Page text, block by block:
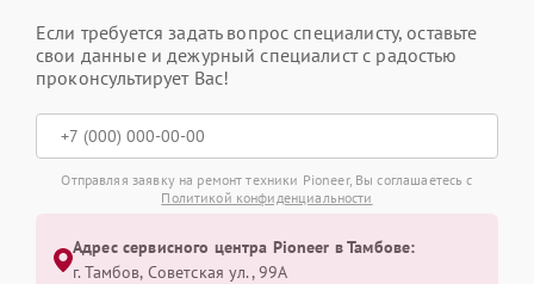
Если требуется задать вопрос специалисту, оставьте
свои данные и дежурный специалист с радостью
проконсультирует Вас!
Отправляя заявку на ремонт техники Pioneer, Вы соглашаетесь с
Политикой конфиденциальности
Адрес сервисного центра Pioneer в Тамбове:
г. Тамбов, Советская ул., 99А